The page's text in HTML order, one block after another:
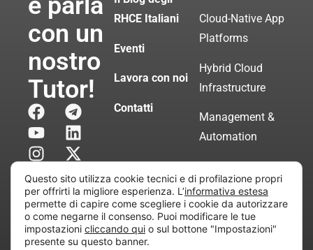
con un
nostro
Tutor!
RHCE Italiani
Eventi
Lavora con noi
Contatti
Cloud-Native App
Platforms
Hybrid Cloud
Infrastructure
Management &
Automation
Servizi di
Consulenza
Certificata
Questo sito utilizza cookie tecnici e di profilazione propri
per offrirti la migliore esperienza. L’informativa estesa
permette di capire come scegliere i cookie da autorizzare
o come negarne il consenso. Puoi modificare le tue
impostazioni cliccando qui o sul bottone "Impostazioni"
presente su questo banner.